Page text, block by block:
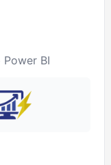
BI